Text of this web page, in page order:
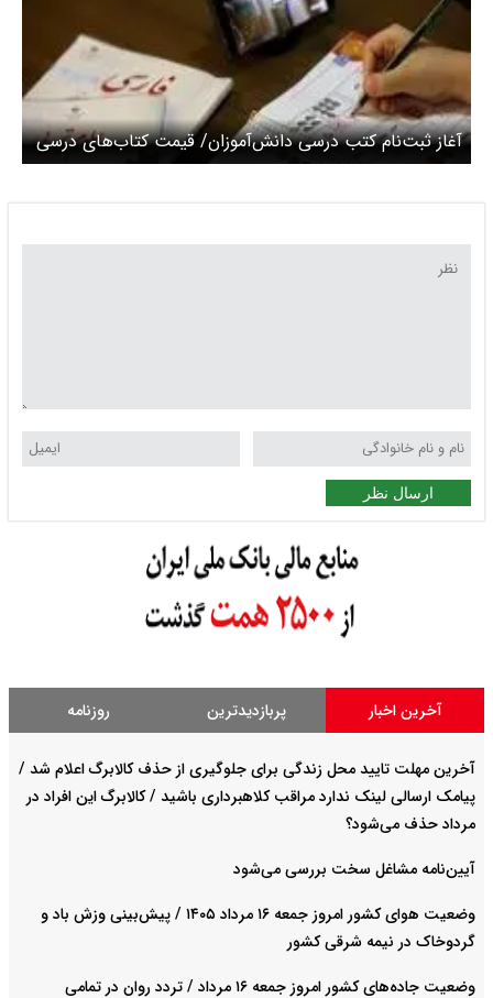
آغاز ثبت‌نام کتب درسی دانش‌آموزان/ قیمت کتاب‌های درسی
سال تحصیلی جدید اعلام شد
ارسال نظر
آخرین اخبار پربازدیدترین روزنامه
آخرین مهلت تایید محل زندگی برای جلوگیری از حذف کالابرگ اعلام شد /
پیامک ارسالی لینک ندارد مراقب کلاهبرداری باشید / کالابرگ این افراد در
مرداد حذف می‌شود؟
آیین‌نامه مشاغل سخت بررسی می‌شود
وضعیت هوای کشور امروز جمعه ۱۶ مرداد ۱۴۰۵ / پیش‌بینی وزش باد و
گردوخاک در نیمه شرقی کشور
وضعیت جاده‌های کشور امروز جمعه ۱۶ مرداد / تردد روان در تمامی